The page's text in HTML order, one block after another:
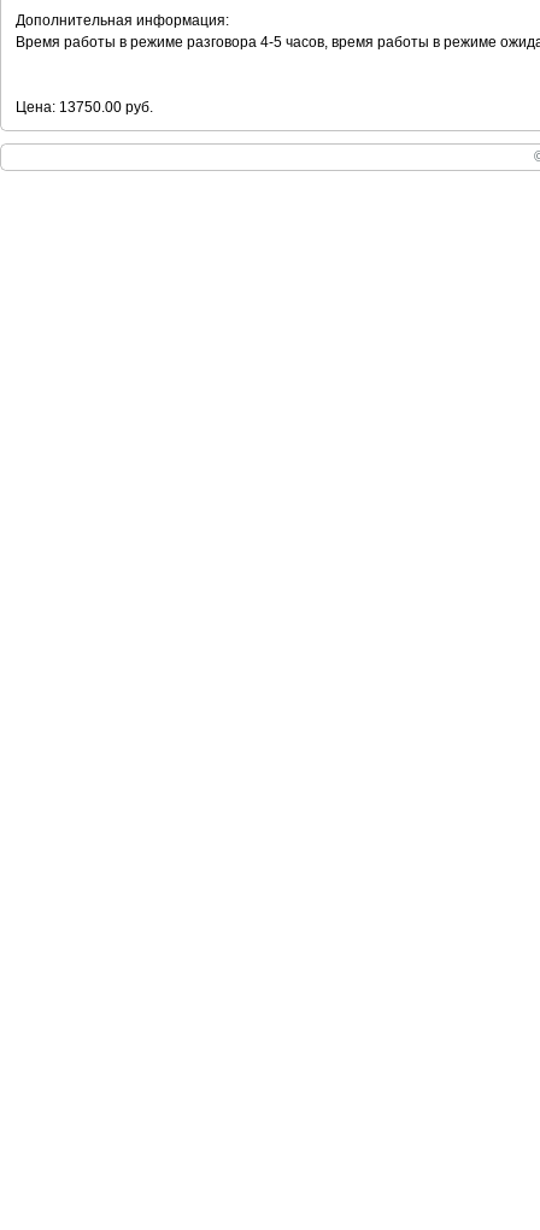
Дополнительная информация:
Время работы в режиме разговора 4-5 часов, время работы в режиме
Цена: 13750.00 руб.